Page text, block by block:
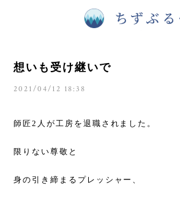
想いも受け継いで
2021/04/12 18:38
師匠2人が工房を退職されました。
限りない尊敬と
身の引き締まるプレッシャー、